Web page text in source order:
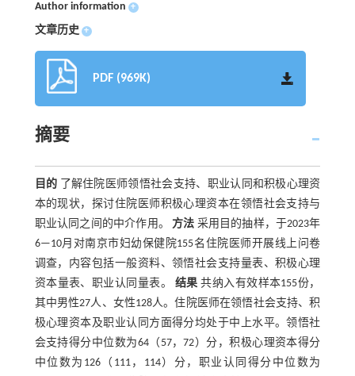
Author information +
文章历史 +
PDF (969K)
摘要
目的 了解住院医师领悟社会支持、职业认同和积极心理资
本的现状，探讨住院医师积极心理资本在领悟社会支持与
职业认同之间的中介作用。方法 采用目的抽样，于2023年
6—10月对南京市妇幼保健院155名住院医师开展线上问卷
调查，内容包括一般资料、领悟社会支持量表、积极心理
资本量表、职业认同量表。 结果 共纳入有效样本155份，
其中男性27人、女性128人。住院医师在领悟社会支持、积
极心理资本及职业认同方面得分均处于中上水平。领悟社
会支持得分中位数为64（57，72）分，积极心理资本得分
中位数为126（111，114）分，职业认同得分中位数为